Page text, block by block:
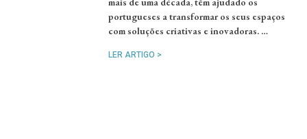
portugueses a transformar os seus espaços
com soluções criativas e inovadoras. …
LER ARTIGO >